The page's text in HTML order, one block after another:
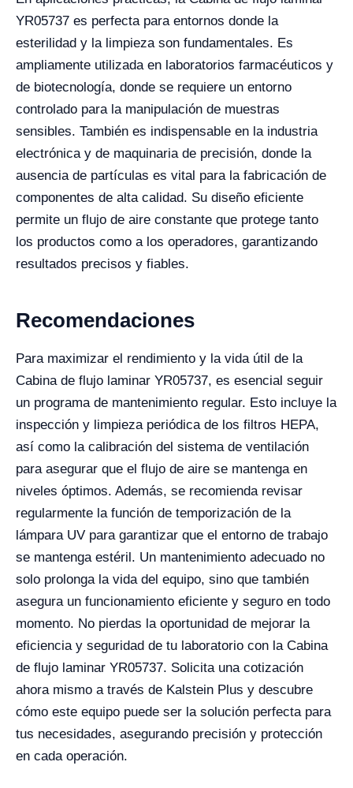
YR05737 es perfecta para entornos donde la
esterilidad y la limpieza son fundamentales. Es
ampliamente utilizada en laboratorios farmacéuticos y
de biotecnología, donde se requiere un entorno
controlado para la manipulación de muestras
sensibles. También es indispensable en la industria
electrónica y de maquinaria de precisión, donde la
ausencia de partículas es vital para la fabricación de
componentes de alta calidad. Su diseño eficiente
permite un flujo de aire constante que protege tanto
los productos como a los operadores, garantizando
resultados precisos y fiables.
Recomendaciones
Para maximizar el rendimiento y la vida útil de la
Cabina de flujo laminar YR05737, es esencial seguir
un programa de mantenimiento regular. Esto incluye la
inspección y limpieza periódica de los filtros HEPA,
así como la calibración del sistema de ventilación
para asegurar que el flujo de aire se mantenga en
niveles óptimos. Además, se recomienda revisar
regularmente la función de temporización de la
lámpara UV para garantizar que el entorno de trabajo
se mantenga estéril. Un mantenimiento adecuado no
solo prolonga la vida del equipo, sino que también
asegura un funcionamiento eficiente y seguro en todo
momento. No pierdas la oportunidad de mejorar la
eficiencia y seguridad de tu laboratorio con la Cabina
de flujo laminar YR05737. Solicita una cotización
ahora mismo a través de Kalstein Plus y descubre
cómo este equipo puede ser la solución perfecta para
tus necesidades, asegurando precisión y protección
en cada operación.